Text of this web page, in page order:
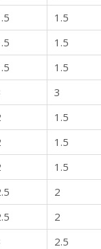
1.5
1.5
1.5
3
1.5
1.5
1.5
2
2
2.5